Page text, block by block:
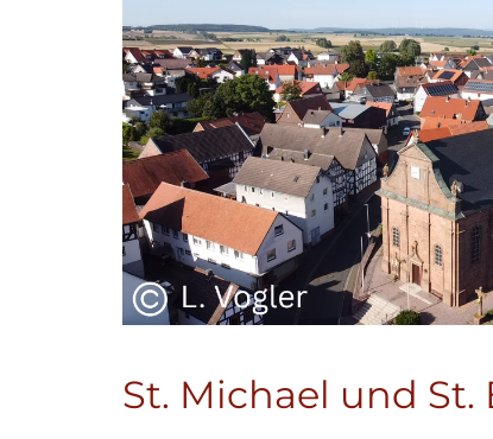
St. Michael und St.